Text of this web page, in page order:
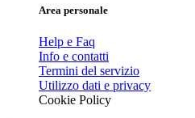
Area personale
Help e Faq
Info e contatti
Termini del servizio
Utilizzo dati e privacy
Cookie Policy